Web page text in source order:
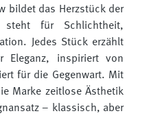
bildet das Herzstück der
steht für Schlichtheit,
Jedes Stück erzählt
Eleganz, inspiriert von
für die Gegenwart. Mit
Marke zeitlose Ästhetik
– klassisch, aber